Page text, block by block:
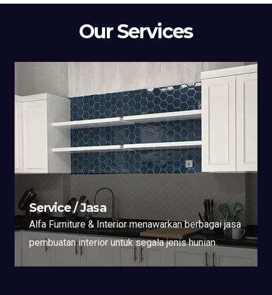
Our Services
Service / Jasa
Alfa Furniture & Interior menawarkan berbagai jasa
pembuatan interior untuk segala jenis hunian.